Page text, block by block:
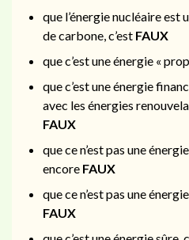
que l’énergie nucléaire est
de carbone, c’est FAUX
que c’est une énergie «
que c’est une énergie
avec les énergies
FAUX
que ce n’est pas une
encore FAUX
que ce n’est pas une
FAUX